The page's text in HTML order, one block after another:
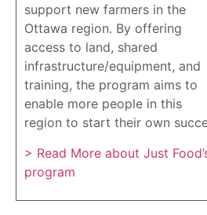
support new farmers in the
Ottawa region. By offering
access to land, shared
infrastructure/equipment, and
training, the program aims to
enable more people in this
region to start their own
> Read More about Just
program